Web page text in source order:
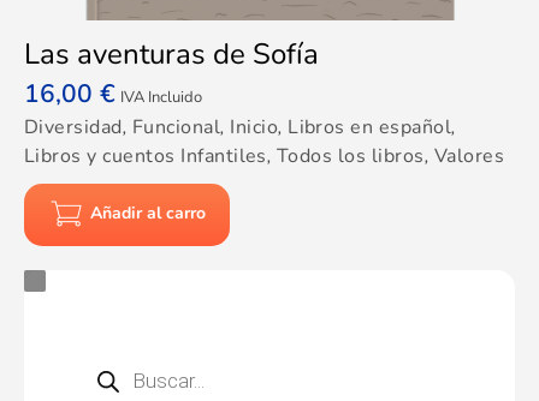
Las aventuras de Sofía
16,00 € IVA Incluido
Diversidad, Funcional, Inicio, Libros en español,
Libros y cuentos Infantiles, Todos los libros, Valores
Añadir al carro